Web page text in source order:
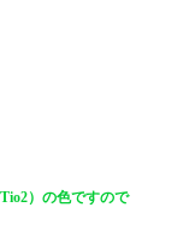
）の色ですので